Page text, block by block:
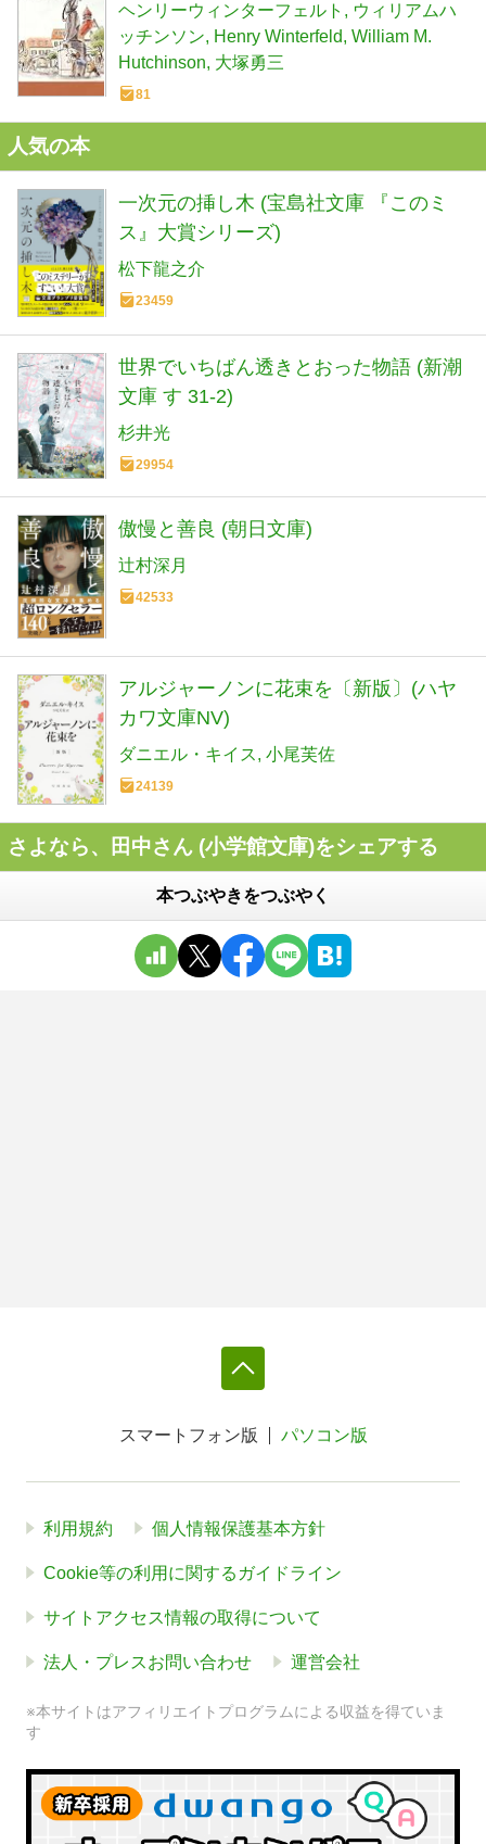
ヘンリーウィンターフェルト
ウィリアムハ
ッチンソン
Henry Winterfeld William M.
Hutchinson 大塚勇三
81
人気の本
一次元の挿し木 (宝島社文庫 『このミ
ス』大賞シリーズ)
松下龍之介
23459
世界でいちばん透きとおった物語 (新潮
文庫 す 31-2)
杉井光
29954
傲慢と善良 (朝日文庫)
辻村深月
42533
アルジャーノンに花束を〔新版〕(ハヤ
カワ文庫NV)
ダニエル・キイス 小尾芙佐
24139
さよなら、田中さん (小学館文庫)をシェアする
本つぶやきをつぶやく
スマートフォン版 パソコン版
利用規約 個人情報保護基本方針
Cookie等の利用に関するガイドライン
サイトアクセス情報の取得について
法人・プレスお問い合わせ 運営会社
※本サイトはアフィリエイトプログラムによる収益を得ていま
す